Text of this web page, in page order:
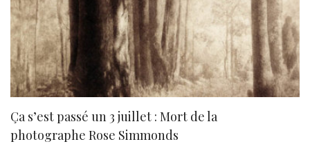
Ça s’est passé un 3 juillet : Mort de la
photographe Rose Simmonds